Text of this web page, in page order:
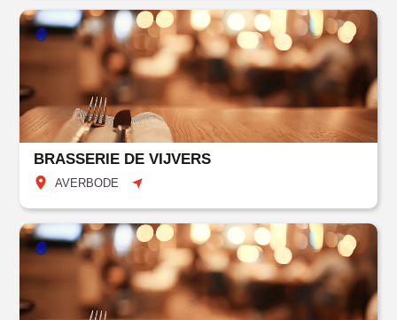
BRASSERIE DE VIJVERS
AVERBODE